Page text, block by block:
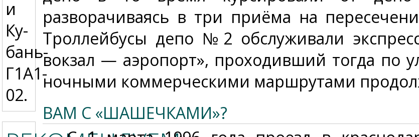
и
Ку­
бань-
Г1А1-
02.
разворачиваясь в три приёма на
Троллейбусы депо №2 обслуживали
вокзал — аэропорт», проходивший тогда по
ночными коммерческими маршрутами
ВАМ С «ШАШЕЧКАМИ»?